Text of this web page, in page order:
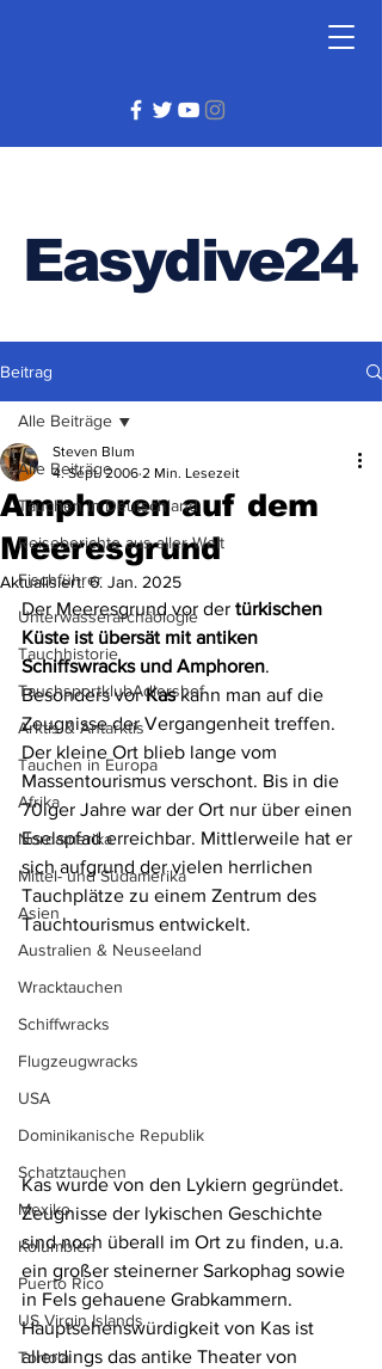
Easydive24
Beitrag
Alle Beiträge
Tauchen in Deutschland
Reiseberichte aus aller Welt
Fischführer
Unterwasserarchäologie
Tauchhistorie
TauchsportklubAdlershof
Arktis & Antarktis
Tauchen in Europa
Afrika
Nordamerika
Mittel- und Südamerika
Asien
Australien & Neuseeland
Wracktauchen
Schiffwracks
Flugzeugwracks
USA
Dominikanische Republik
Schatztauchen
Mexiko
Kolumbien
Puerto Rico
US Virgin Islands
Tortola
Alle Beiträge
Amphoren auf dem
Meeresgrund
Steven Blum
4. Sept. 2006 2 Min. Lesezeit
Aktualisiert:6. Jan. 2025
Der Meeresgrund vor der türkischen
Küste ist übersät mit antiken
Schiffswracks und Amphoren.
Besonders vor Kas kann man auf die
Zeugnisse der Vergangenheit treffen.
Der kleine Ort blieb lange vom
Massentourismus verschont. Bis in die
70iger Jahre war der Ort nur über einen
Eselspfad erreichbar. Mittlerweile hat er
sich aufgrund der vielen herrlichen
Tauchplätze zu einem Zentrum des
Tauchtourismus entwickelt.
Kas wurde von den Lykiern gegründet.
Zeugnisse der lykischen Geschichte
sind noch überall im Ort zu finden, u.a.
ein großer steinerner Sarkophag sowie
in Fels gehauene Grabkammern.
Hauptsehenswürdigkeit von Kas ist
allerdings das antike Theater von